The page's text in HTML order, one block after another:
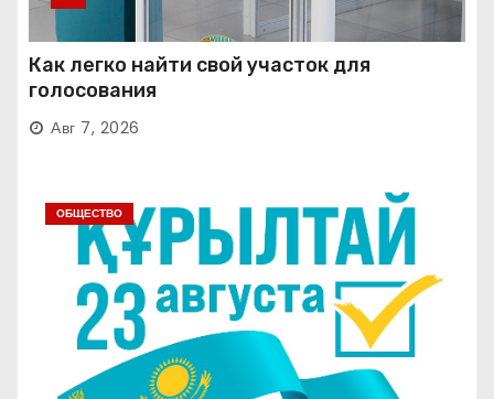
Как легко найти свой участок для
голосования
Авг 7, 2026
ОБЩЕСТВО